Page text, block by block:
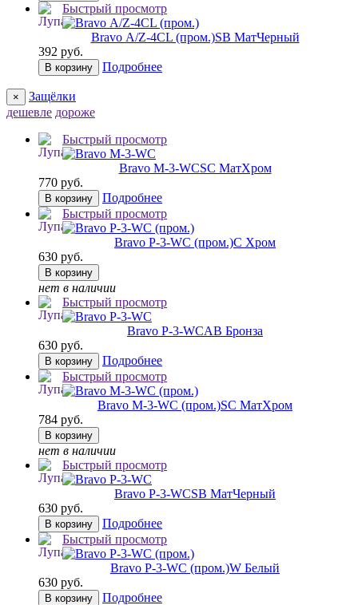
Быстрый просмотр
Bravo А/Z-4CL (пром.)SB МатЧерный
392 руб.
В корзину Подробнее
×
Защёлки
дешевле дороже
Быстрый просмотр
Bravo M-3-WCSC МатХром
770 руб.
В корзину
Подробнее
Быстрый просмотр
Bravo P-3-WC (пром.)C Хром
630 руб.
В корзину
нет в наличии
Быстрый просмотр
Bravo P-3-WCAB Бронза
630 руб.
В корзину
Подробнее
Быстрый просмотр
Bravo M-3-WC (пром.)SC МатХром
784 руб.
В корзину
нет в наличии
Быстрый просмотр
Bravo P-3-WCSB МатЧерный
630 руб.
В корзину
Подробнее
Быстрый просмотр
Bravo P-3-WC (пром.)W Белый
630 руб.
В корзину
Подробнее